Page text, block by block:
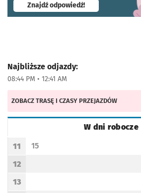
Znajdź odpowiedź!- otworzy się w
Najbliższe odjazdy:
08:44 PM • 12:41 AM
ZOBACZ TRASĘ I CZASY PRZEJAZDÓW
W dni robocze
Rozkład jazdy -
Godzina odjazdu
11
Odjazd
15
minut po godzinie 11
Godzina odjazdu
12
Godzina odjazdu
13